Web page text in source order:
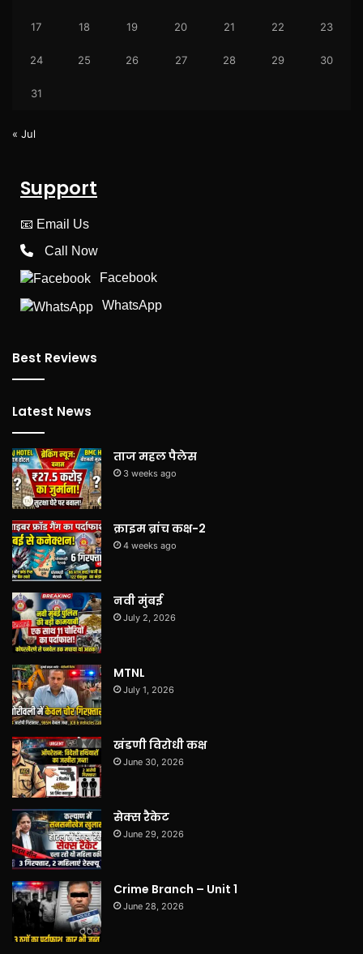
17 18 19 20 21 22 23
24 25 26 27 28 29 30
31
« Jul
Support
📧 Email Us
Call Now
Facebook
WhatsApp
Best Reviews
Latest News
ताज महल पैलेस
3 weeks ago
क्राइम ब्रांच कक्ष-2
4 weeks ago
नवी मुंबई
July 2, 2026
MTNL
July 1, 2026
खंडणी विरोधी कक्ष
June 30, 2026
सेक्स रैकेट
June 29, 2026
Crime Branch – Unit 1
June 28, 2026